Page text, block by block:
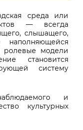
среда или
— всегда
слышащего,
ролевые модели
становится
систему
и
культурных